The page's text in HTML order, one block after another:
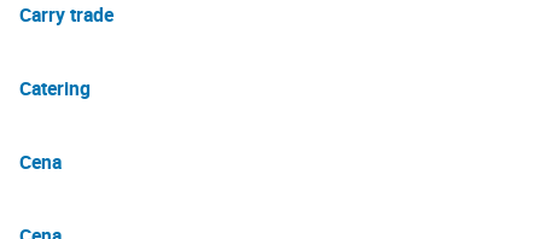
Carry trade
Catering
Cena